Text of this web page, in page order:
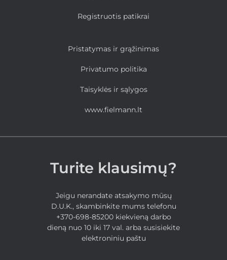
Registruotis patikrai
Pristatymas ir grąžinimas
Privatumo politika
Taisyklės ir sąlygos
www.fielmann.lt
Turite klausimų?
Jeigu nerandate atsakymo mūsų
D.U.K., skambinkite mums telefonu
+370-698-85200 kiekvieną darbo
dieną nuo 10 iki 17 val. arba susisiekite
elektroniniu paštu